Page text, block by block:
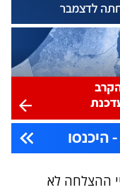
ההצלחה לא